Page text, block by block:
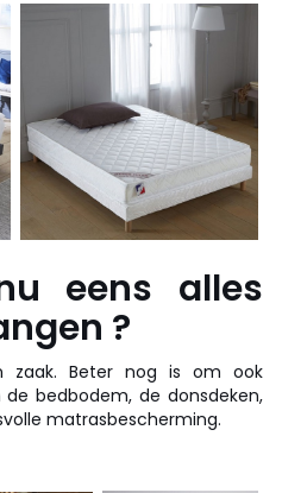
eens alles
?
zaak. Beter nog is om ook
bedbodem, de donsdeken,
matrasbescherming.